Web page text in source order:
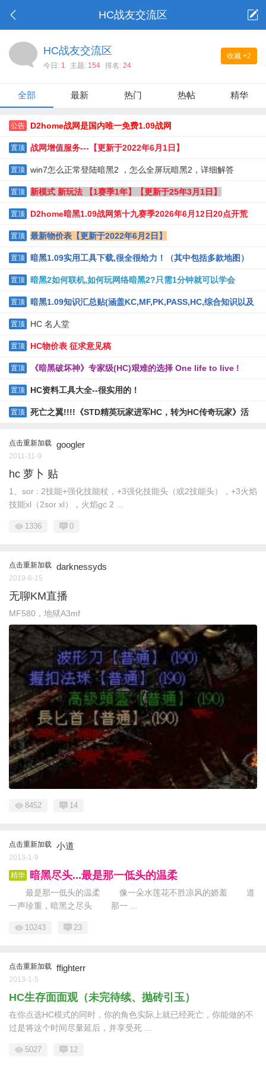
HC战友交流区
收藏 +2
HC战友交流区
今日: 1 主题: 154 排名: 24
全部 最新 热门 热帖 精华
公告 D2home战网是国内唯一免费1.09战网
置顶 战网增值服务---【更新于2022年6月1日】
置顶 win7怎么正常登陆暗黑2 ，怎么全屏玩暗黑2，详细解答
置顶 新模式 新玩法 【1赛季1年】【更新于25年3月1日】
置顶 D2home暗黑1.09战网第十九赛季2026年6月12日20点开荒
置顶 最新物价表【更新于2022年6月2日】
置顶 暗黑1.09实用工具下载,很全很给力！（其中包括多款地图）
【2011.4.11整理】
置顶 暗黑2如何联机,如何玩网络暗黑2?只需1分钟就可以学会
置顶 暗黑1.09知识汇总贴(涵盖KC,MF,PK,PASS,HC,综合知识以及
常用工具的下载)
置顶 HC 名人堂
置顶 HC物价表 征求意见稿
置顶 《暗黑破坏神》专家级(HC)艰难的选择 One life to live !
置顶 HC资料工具大全--很实用的！
置顶 死亡之翼!!!!《STD精英玩家进军HC，转为HC传奇玩家》活
点击重新加载 googler
2011-11-9
hc 萝卜 贴
1、sor : 2技能+强化技能杖，+3强化技能头（或2技能头），+3火焰
技能xl（2sor xl），火焰gc 2 ...
1336 0
点击重新加载 darknessyds
2019-6-15
无聊KM直播
MF580，地狱A3mf
8452 14
点击重新加载 小道
2013-1-9
精华 暗黑尽头...最是那一低头的温柔
最是那一低头的温柔 像一朵水莲花不胜凉风的娇羞 道
一声珍重，暗黑之尽头 那一 ...
10243 23
点击重新加载 ffighterr
2013-1-5
HC生存面面观（未完待续、抛砖引玉）
在你点选HC模式的同时，你的角色实际上就已经死亡，你能做的不
过是将这个时间尽量延后，并享受死 ...
5027 12